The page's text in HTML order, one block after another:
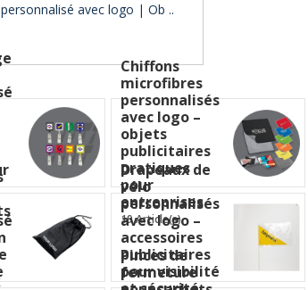
avec logo | Ob ..
Chiffons
microfibres
personnalisés
avec logo –
objets
publicitaires
pratiques
pour
entreprises
19 Article(s)
Drapeaux de
vélo
personnalisés
avec logo –
accessoires
publicitaires
pour visibilité
Pinces de
fermeture